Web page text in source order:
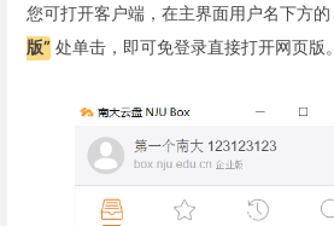
您可打开客户端，在主界面用户名下方的
版” 处单击，即可免登录直接打开网页版。